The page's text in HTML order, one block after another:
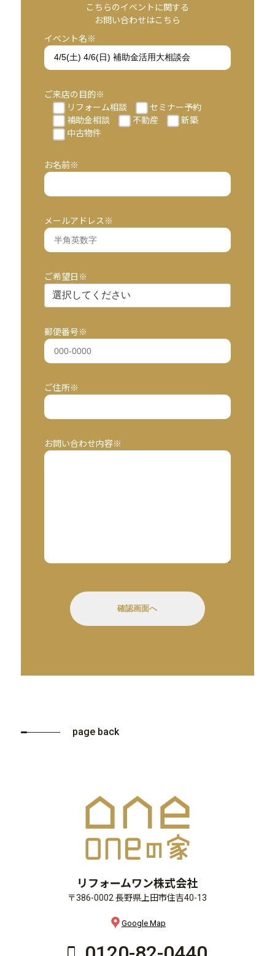
こちらのイベントに関する
お問い合わせはこちら
イベント名※
ご来店の目的※
リフォーム相談
セミナー予約
補助金相談
不動産
新築
中古物件
お名前※
メールアドレス※
ご希望日※
郵便番号※
ご住所※
お問い合わせ内容※
page back
リフォームワン株式会社
〒386-0002 長野県上田市住吉40-13
Google Map